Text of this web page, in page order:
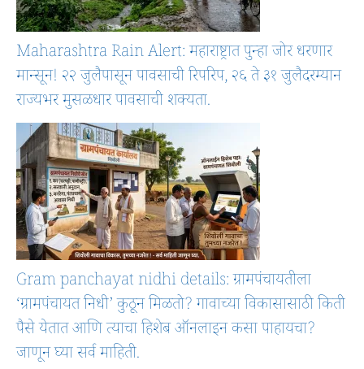
Maharashtra Rain Alert: महाराष्ट्रात पुन्हा जोर धरणार
मान्सून! २२ जुलैपासून पावसाची रिपरिप, २६ ते ३१ जुलैदरम्यान
राज्यभर मुसळधार पावसाची शक्यता.
Gram panchayat nidhi details: ग्रामपंचायतीला
‘ग्रामपंचायत निधी’ कुठून मिळतो? गावाच्या विकासासाठी किती
पैसे येतात आणि त्याचा हिशेब ऑनलाइन कसा पाहायचा?
जाणून घ्या सर्व माहिती.